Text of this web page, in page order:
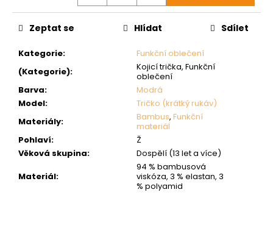
Kategorie:
Funkční oblečení
(Kategorie):
Kojicí trička, Funkční
oblečení
Barva:
Modrá
Model:
Tričko (krátký rukáv)
Materiály: Bambus, Funkční
materiál
Pohlaví:
Ž
Věková skupina:
Dospělí (13 let a více)
Materiál:
94 % bambusová
viskóza, 3 % elastan, 3
% polyamid
Zeptat se Hlídat Sdílet